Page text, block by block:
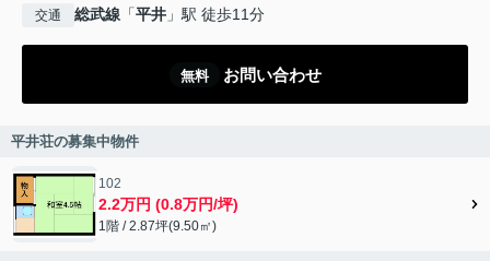
交通 総武線 「平井 」駅 徒歩11分
無料 お問い合わせ
平井荘の募集中物件
102
2.2万円 (0.8万円/坪)
1階 / 2.87坪(9.50㎡)